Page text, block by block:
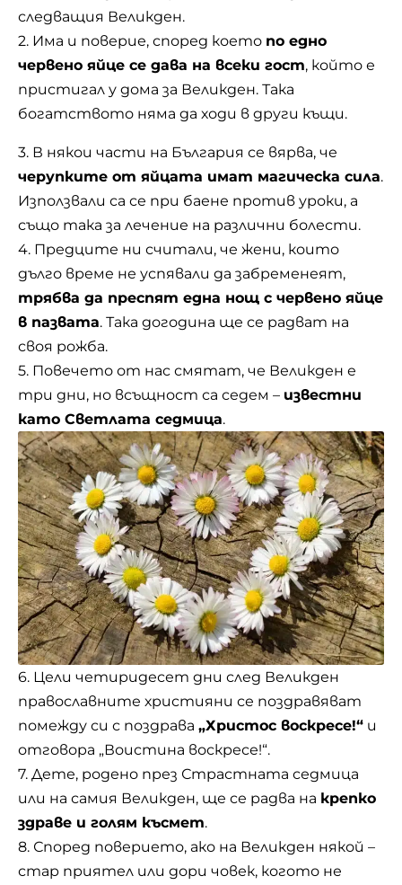
следващия Великден.
2. Има и поверие, според което по едно
червено яйце се дава на всеки гост, който е
пристигал у дома за Великден. Така
богатството няма да ходи в други къщи.
3. В някои части на България се вярва, че
черупките от яйцата имат магическа сила.
Използвали са се при баене против уроки, а
също така за лечение на различни болести.
4. Предците ни считали, че жени, които
дълго време не успявали да забременеят,
трябва да преспят една нощ с червено яйце
в пазвата. Така догодина ще се радват на
своя рожба.
5. Повечето от нас смятат, че Великден е
три дни, но всъщност са седем – известни
като Светлата седмица.
6. Цели четиридесет дни след Великден
православните християни се поздравяват
помежду си с поздрава „Христос воскресе!“ и
отговора „Воистина воскресе!“.
7. Дете, родено през Страстната седмица
или на самия Великден, ще се радва на крепко
здраве и голям късмет.
8. Според поверието, ако на Великден някой –
стар приятел или дори човек, когото не